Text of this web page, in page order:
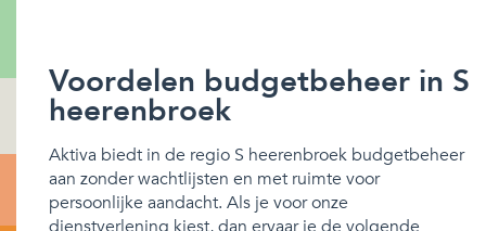
Voordelen budgetbeheer in S
heerenbroek
Aktiva biedt in de regio S heerenbroek budgetbeheer
aan zonder wachtlijsten en met ruimte voor
persoonlijke aandacht. Als je voor onze